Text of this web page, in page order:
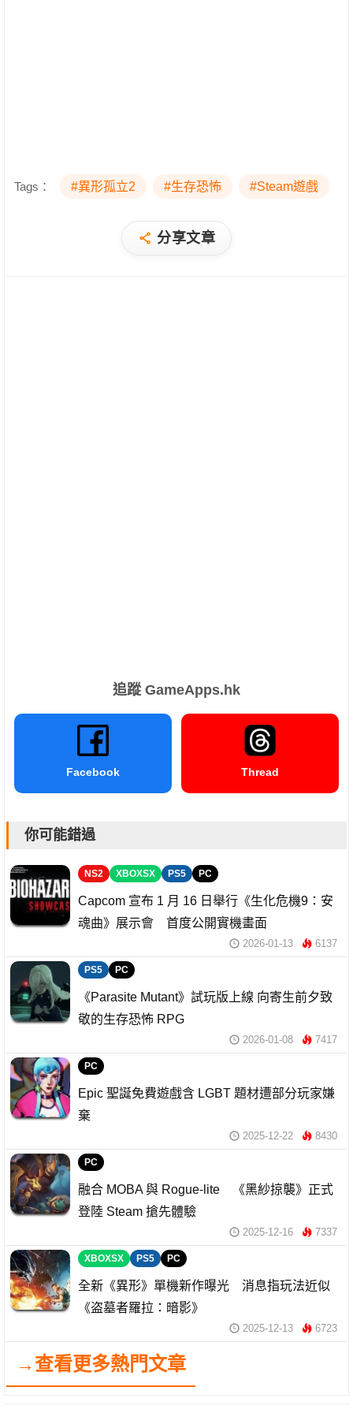
Tags： #異形孤立2 #生存恐怖 #Steam遊戲
分享文章
追蹤 GameApps.hk
Facebook Thread
你可能錯過
NS2 XBOXSX PS5 PC
Capcom 宣布 1 月 16 日舉行《生化危機9：安
魂曲》展示會 首度公開實機畫面
2026-01-13 6137
PS5 PC
《Parasite Mutant》試玩版上線 向寄生前夕致
敬的生存恐怖 RPG
2026-01-08 7417
PC
Epic 聖誕免費遊戲含 LGBT 題材遭部分玩家嫌
棄
2025-12-22 8430
PC
融合 MOBA 與 Rogue-lite 《黑紗掠襲》正式
登陸 Steam 搶先體驗
2025-12-16 7337
XBOXSX PS5 PC
全新《異形》單機新作曝光 消息指玩法近似
《盗墓者羅拉：暗影》
2025-12-13 6723
→查看更多熱門文章